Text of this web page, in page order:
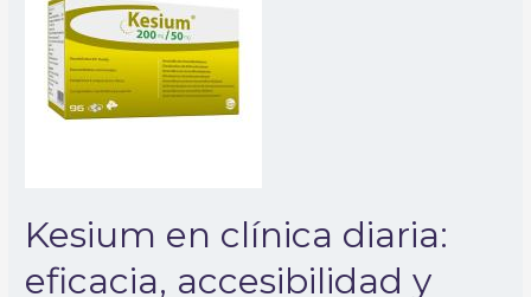
Kesium en clínica diaria:
eficacia, accesibilidad y
clínica
diaria:
eficacia,
accesibilidad
antibiótico
primera